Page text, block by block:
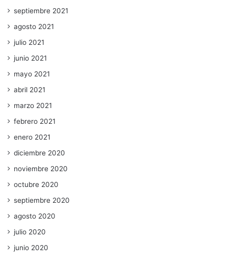
septiembre 2021
agosto 2021
julio 2021
junio 2021
mayo 2021
abril 2021
marzo 2021
febrero 2021
enero 2021
diciembre 2020
noviembre 2020
octubre 2020
septiembre 2020
agosto 2020
julio 2020
junio 2020